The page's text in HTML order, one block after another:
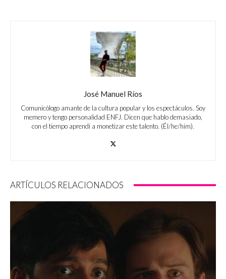
José Manuel Ríos
Comunicólogo amante de la cultura popular y los espectáculos. Soy
memero y tengo personalidad ENFJ. Dicen que hablo demasiado,
con el tiempo aprendí a monetizar este talento. (Él/he/him).
ARTÍCULOS RELACIONADOS